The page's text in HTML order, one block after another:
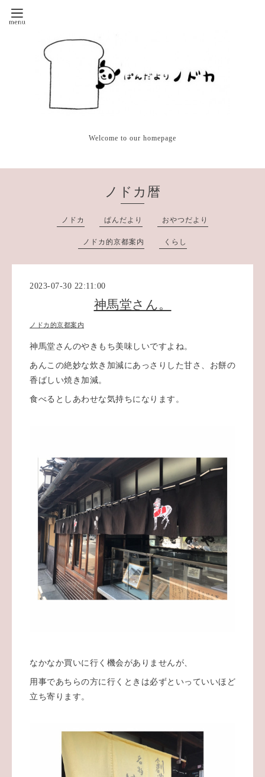
Welcome to our homepage
ノドカ暦
ノドカ ぱんだより おやつだより
ノドカ的京都案内 くらし
2023-07-30 22:11:00
神馬堂さん。
ノドカ的京都案内
神馬堂さんのやきもち美味しいですよね。
あんこの絶妙な炊き加減にあっさりした甘さ、お餅の
香ばしい焼き加減。
食べるとしあわせな気持ちになります。
なかなか買いに行く機会がありませんが、
用事であちらの方に行くときは必ずといっていいほど
立ち寄ります。